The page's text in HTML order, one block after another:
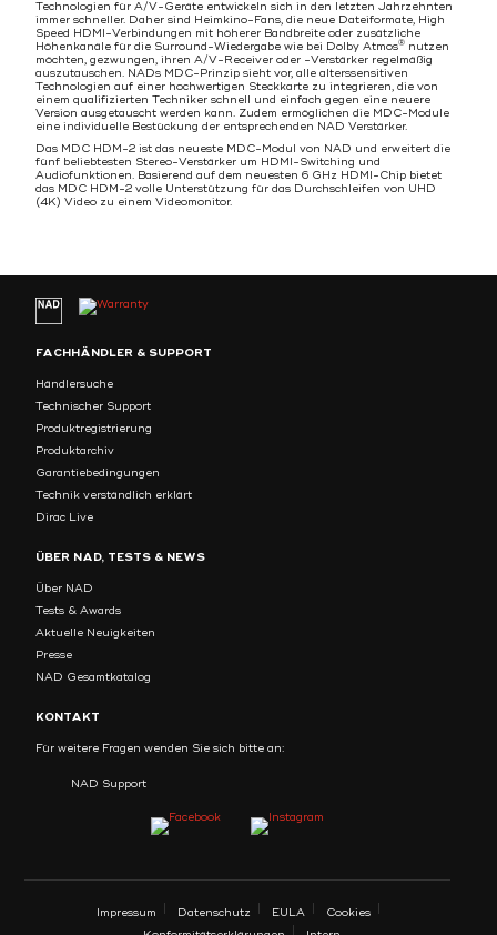
Technologien für A/V-Geräte entwickeln sich in den letzten Jahrzehnten
immer schneller. Daher sind Heimkino-Fans, die neue Dateiformate, High
Speed HDMI-Verbindungen mit höherer Bandbreite oder zusätzliche
Höhenkanäle für die Surround-Wiedergabe wie bei Dolby Atmos® nutzen
möchten, gezwungen, ihren A/V-Receiver oder -Verstärker regelmäßig
auszutauschen. NADs MDC-Prinzip sieht vor, alle alterssensitiven
Technologien auf einer hochwertigen Steckkarte zu integrieren, die von
einem qualifizierten Techniker schnell und einfach gegen eine neuere
Version ausgetauscht werden kann. Zudem ermöglichen die MDC-Module
eine individuelle Bestückung der entsprechenden NAD Verstärker.
Das MDC HDM-2 ist das neueste MDC-Modul von NAD und erweitert die
fünf beliebtesten Stereo-Verstärker um HDMI-Switching und
Audiofunktionen. Basierend auf dem neuesten 6 GHz HDMI-Chip bietet
das MDC HDM-2 volle Unterstützung für das Durchschleifen von UHD
(4K) Video zu einem Videomonitor.
FACHHÄNDLER & SUPPORT
Händlersuche
Technischer Support
Produktregistrierung
Produktarchiv
Garantiebedingungen
Technik verständlich erklärt
Dirac Live
ÜBER NAD, TESTS & NEWS
Über NAD
Tests & Awards
Aktuelle Neuigkeiten
Presse
NAD Gesamtkatalog
KONTAKT
Für weitere Fragen wenden Sie sich bitte an:
NAD Support
Impressum Datenschutz EULA
Cookies